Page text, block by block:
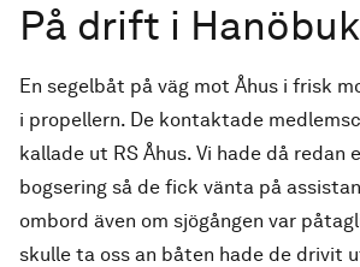
På drift i
En segelbåt på väg mot Åhus i frisk
i propellern. De kontaktade
kallade ut RS Åhus. Vi hade då redan
bogsering så de fick vänta på
ombord även om sjögången var
skulle ta oss an båten hade de drivit